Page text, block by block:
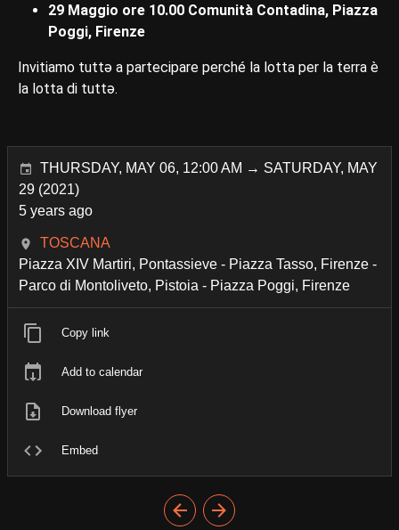
29 Maggio ore 10.00 Comunità Contadina, Piazza
Poggi, Firenze
Invitiamo tuttə a partecipare perché la lotta per la terra è
la lotta di tuttə.
THURSDAY, MAY 06, 12:00 AM → SATURDAY, MAY
29 (2021)
5 years ago
TOSCANA
Piazza XIV Martiri, Pontassieve - Piazza Tasso, Firenze -
Parco di Montoliveto, Pistoia - Piazza Poggi, Firenze
Copy link
Add to calendar
Download flyer
Embed